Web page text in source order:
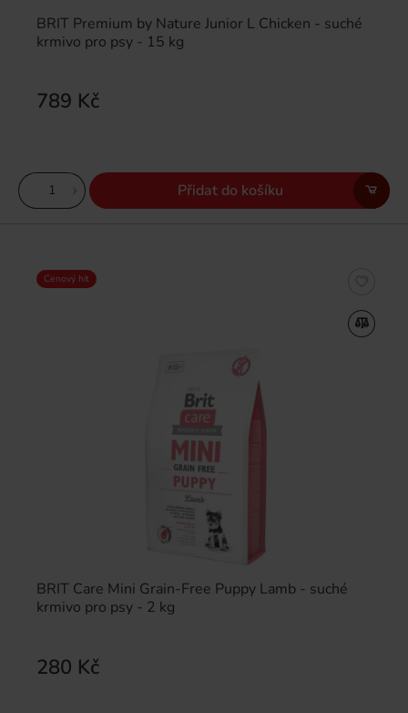
BRIT Premium by Nature Junior L Chicken - suché
krmivo pro psy - 15 kg
789 Kč
Přidat do košíku
BRIT Care Mini Grain-Free Puppy Lamb - suché
krmivo pro psy - 2 kg
280 Kč
Cenový hit